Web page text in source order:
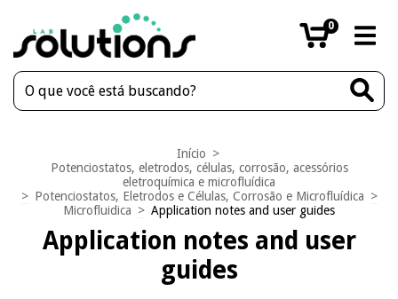
0
Início >
Potenciostatos, eletrodos, células, corrosão, acessórios
eletroquímica e microfluídica
> Potenciostatos, Eletrodos e Células, Corrosão e Microfluídica >
Microfluidica > Application notes and user guides
Application notes and user
guides